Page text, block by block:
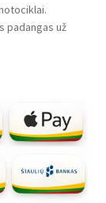
padangas už